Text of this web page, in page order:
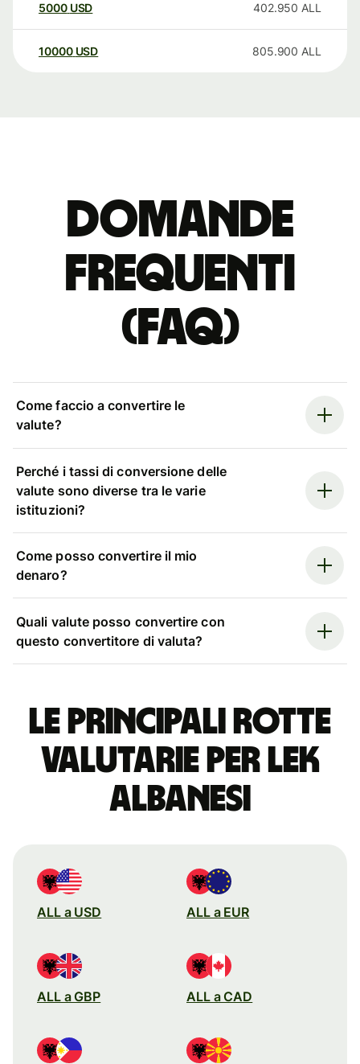
5000 USD 402.950 ALL
10000 USD 805.900 ALL
Domande
Frequenti
(FAQ)
Come faccio a convertire le
valute?
Perché i tassi di conversione delle
valute sono diverse tra le varie
istituzioni?
Come posso convertire il mio
denaro?
Quali valute posso convertire con
questo convertitore di valuta?
Le principali rotte
valutarie per lek
albanesi
ALL a USD ALL a EUR
ALL a GBP ALL a CAD